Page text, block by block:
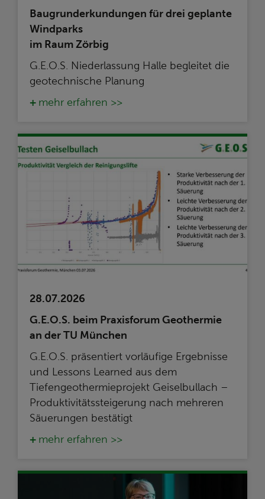
Baugrunderkundungen für drei geplante
Windparks
im Raum Zörbig
G.E.O.S. Niederlassung Halle begleitet die
geotechnische Planung
mehr erfahren >>
28.07.2026
G.E.O.S. beim Praxisforum Geothermie
an der TU München
G.E.O.S. präsentiert vorläufige Ergebnisse
und Lessons Learned aus dem
Tiefengeothermieprojekt Geiselbullach –
Produktivitätssteigerung nach mehreren
Säuerungen bestätigt
mehr erfahren >>